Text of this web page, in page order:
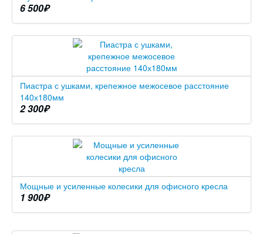
6 500₽
Пиастра с ушками, крепежное межосевое расстояние
140х180мм
2 300₽
Мощные и усиленные колесики для офисного кресла
1 900₽